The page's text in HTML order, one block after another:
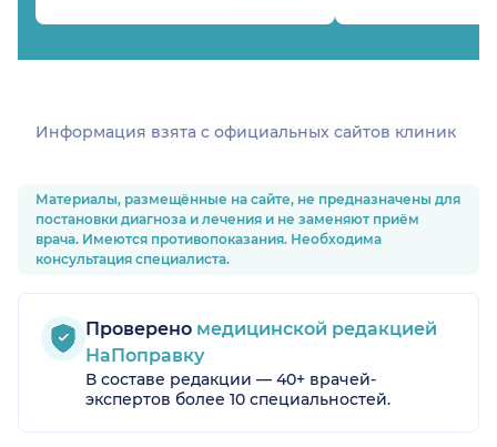
Информация взята c официальных сайтов клиник
Материалы, размещённые на сайте, не предназначены для
постановки диагноза и лечения и не заменяют приём
врача. Имеются противопоказания. Необходима
консультация специалиста.
Проверено медицинской редакцией
НаПоправку
В составе редакции — 40+ врачей-
экспертов более 10 специальностей.